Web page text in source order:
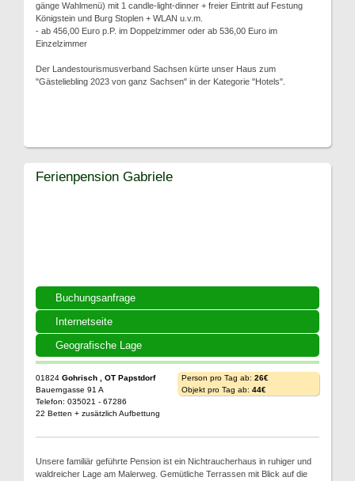
gänge Wahlmenü) mit 1 candle-light-dinner + freier Eintritt auf Festung
Königstein und Burg Stoplen + WLAN u.v.m.
- ab 456,00 Euro p.P. im Doppelzimmer oder ab 536,00 Euro im
Einzelzimmer
Der Landestourismusverband Sachsen kürte unser Haus zum
"Gästeliebling 2023 von ganz Sachsen" in der Kategorie "Hotels".
Buchungsanfrage
Internetseite
Geografische Lage
Ferienpension Gabriele
01824 Gohrisch , OT Papstdorf
Bauerngasse 91 A
Telefon: 035021 - 67286
22 Betten + zusätzlich Aufbettung
Person pro Tag ab: 26€
Objekt pro Tag ab: 44€
Unsere familiär geführte Pension ist ein Nichtraucherhaus in ruhiger und
waldreicher Lage am Malerweg. Gemütliche Terrassen mit Blick auf die